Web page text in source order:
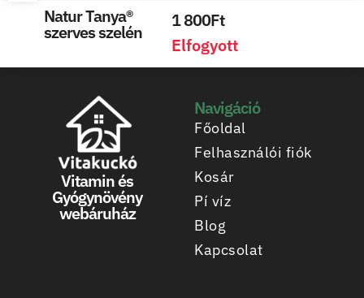
Natur Tanya®
szerves szelén
1 800Ft
Elfogyott
Vitamin és
Gyógynövény
webáruház
Navigáció
Főoldal
Felhasználói fiók
Kosár
Pí víz
Blog
Kapcsolat